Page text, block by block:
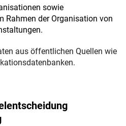
sowie
Rahmen der Organisation von
aus öffentlichen Quellen wie